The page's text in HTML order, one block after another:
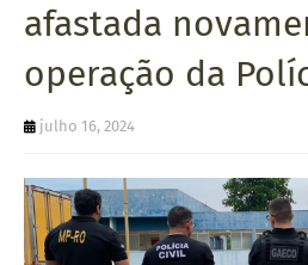
Q
U
E
afastada
operação da
julho 16, 2024